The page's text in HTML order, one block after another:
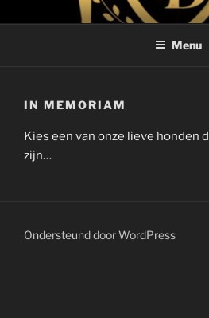
naarDARK
Boxer & Dobermann
Menu
IN MEMORIAM
Kies een van onze lieve honden
zijn…
Ondersteund door WordPress